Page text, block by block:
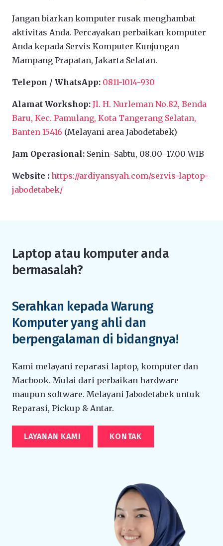
Jangan biarkan komputer rusak menghambat
aktivitas Anda. Percayakan perbaikan komputer
Anda kepada Servis Komputer Kunjungan
Mampang Prapatan, Jakarta Selatan.
Telepon / WhatsApp: 0811-1014-930
Alamat Workshop: Jl. H. Nurleman No.82, Benda
Baru, Kec. Pamulang, Kota Tangerang Selatan,
Banten 15416 (Melayani area Jabodetabek)
Jam Operasional: Senin–Sabtu, 08.00–17.00 WIB
Website : https://ardiyansyah.com/servis-laptop-
jabodetabek/
Laptop atau komputer anda
bermasalah?
Serahkan kepada Warung
Komputer yang ahli dan
berpengalaman di bidangnya!
Kami melayani reparasi laptop, komputer dan
Macbook. Mulai dari perbaikan hardware
maupun software. Melayani Jabodetabek untuk
Reparasi, Pickup & Antar.
LAYANAN KAMI KONTAK